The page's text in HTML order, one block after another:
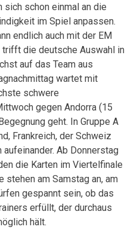
sich schon einmal an die
im Spiel anpassen.
endlich auch mit der EM
trifft die deutsche Auswahl in
auf das Team aus
wartet mit
schwere
gegen Andorra (15
geht. In Gruppe A
Frankreich, der Schweiz
Ab Donnerstag
die Karten im Viertelfinale
stehen am Samstag an, am
gespannt sein, ob das
erfüllt, der durchaus
hält.